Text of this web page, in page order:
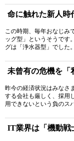
命に触れた新人時
この時期、毎年おなじみ
ッグ型」というそうです
グは「浄水器型」でした
未曾有の危機を「
昨今の経済状況はみなさ
する会社も厳しく、採用
用できないという負のス
IT業界は「機動戦